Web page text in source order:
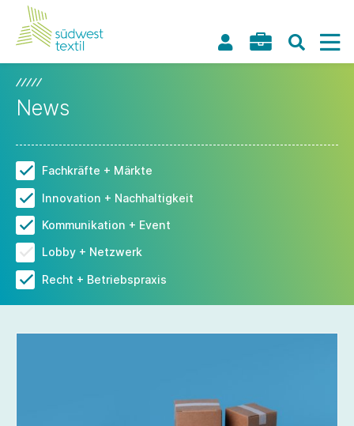
News
Fachkräfte + Märkte
Innovation + Nachhaltigkeit
Kommunikation + Event
Lobby + Netzwerk
Recht + Betriebspraxis